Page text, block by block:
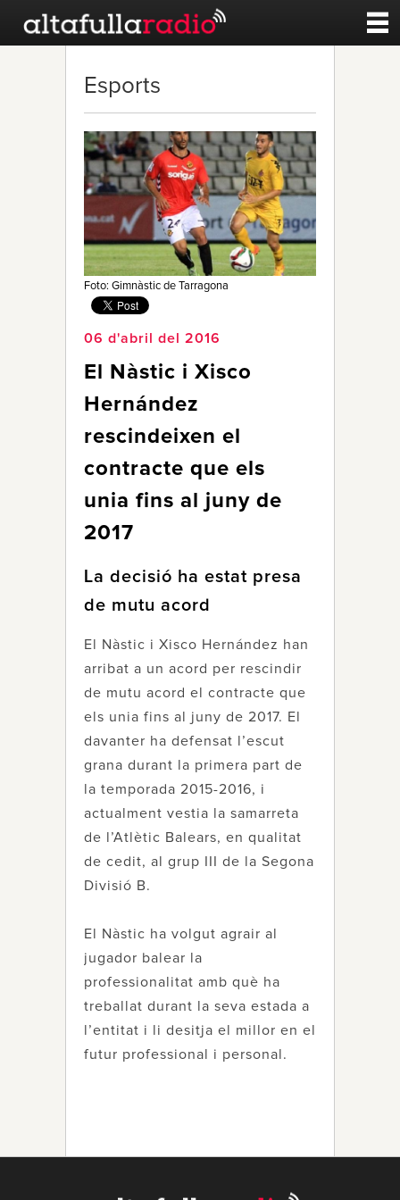
Esports
Noticies
Qui Som
Esports
Foto: Gimnàstic de Tarragona
06 d'abril del 2016
El Nàstic i Xisco
Hernández
rescindeixen el
contracte que els
unia fins al juny de
2017
La decisió ha estat presa
de mutu acord
El Nàstic i Xisco Hernández han
arribat a un acord per rescindir
de mutu acord el contracte que
els unia fins al juny de 2017. El
davanter ha defensat l’escut
grana durant la primera part de
la temporada 2015-2016, i
actualment vestia la samarreta
de l’Atlètic Balears, en qualitat
de cedit, al grup III de la Segona
Divisió B.
El Nàstic ha volgut agrair al
jugador balear la
professionalitat amb què ha
treballat durant la seva estada a
l’entitat i li desitja el millor en el
futur professional i personal.